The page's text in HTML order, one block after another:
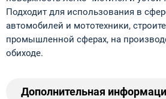
Подходит для использования в
автомобилей и мототехники,
промышленной сферах, на
обиходе.
Дополнительная